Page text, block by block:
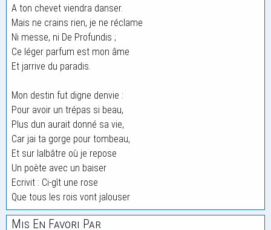
A ton chevet viendra danser.
Mais ne crains rien, je ne réclame
Ni messe, ni De Profundis ;
Ce léger parfum est mon âme
Et jarrive du paradis.
Mon destin fut digne denvie :
Pour avoir un trépas si beau,
Plus dun aurait donné sa vie,
Car jai ta gorge pour tombeau,
Et sur lalbâtre où je repose
Un poète avec un baiser
Ecrivit : Ci-gît une rose
Que tous les rois vont jalouser
Mis En Favori Par